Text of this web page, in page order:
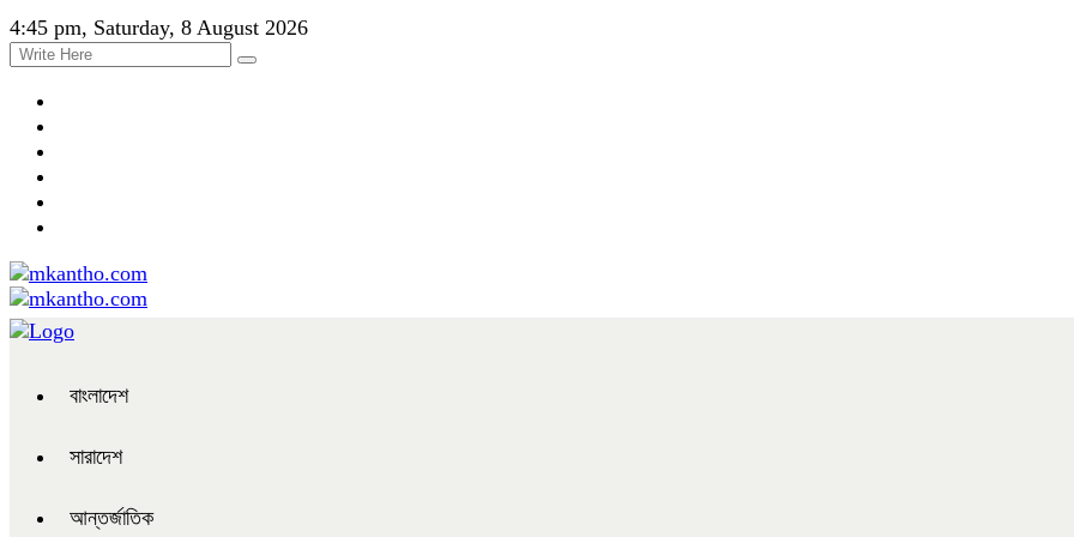
4:45 pm, Saturday, 8 August 2026
বাংলাদেশ
সারাদেশ
আন্তর্জাতিক